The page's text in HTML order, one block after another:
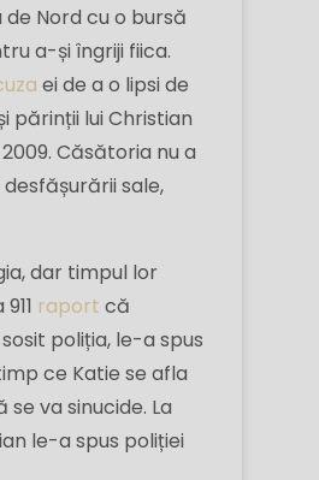
Nord cu o bursă
a-și îngriji fiica.
ei de a o lipsi de
părinții lui Christian
Căsătoria nu a
sale,
dar timpul lor
raport că
poliția, le-a spus
ce Katie se afla
va sinucide. La
le-a spus poliției